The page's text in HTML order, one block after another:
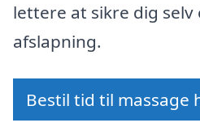
lettere at sikre dig
afslapning.
Bestil tid til massage